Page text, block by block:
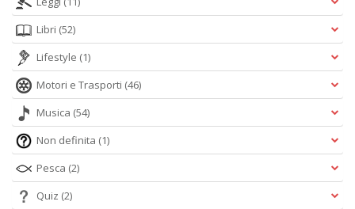
Libri (52)
Lifestyle (1)
Motori e Trasporti (46)
Musica (54)
Non definita (1)
Pesca (2)
Quiz (2)